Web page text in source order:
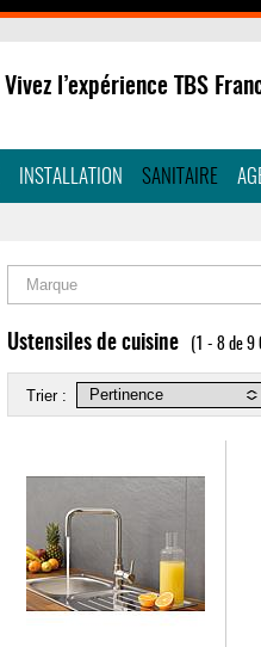
Vivez l’expérience TBS
INSTALLATION SANITAIRE
Marque
Ustensiles de cuisine (1 - 8 de 9
Trier :